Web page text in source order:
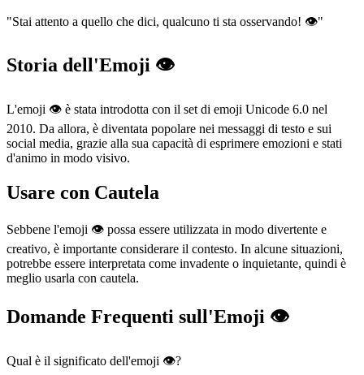
"Stai attento a quello che dici, qualcuno ti sta osservando! 👁️"
Storia dell'Emoji 👁️
L'emoji 👁️ è stata introdotta con il set di emoji Unicode 6.0 nel
2010. Da allora, è diventata popolare nei messaggi di testo e sui
social media, grazie alla sua capacità di esprimere emozioni e stati
d'animo in modo visivo.
Usare con Cautela
Sebbene l'emoji 👁️ possa essere utilizzata in modo divertente e
creativo, è importante considerare il contesto. In alcune situazioni,
potrebbe essere interpretata come invadente o inquietante, quindi è
meglio usarla con cautela.
Domande Frequenti sull'Emoji 👁️
Qual è il significato dell'emoji 👁️?